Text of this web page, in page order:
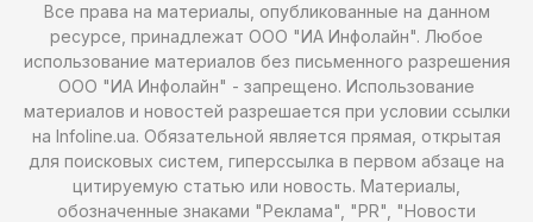
Все права на материалы, опубликованные на данном
ресурсе, принадлежат ООО "ИА Инфолайн". Любое
использование материалов без письменного разрешения
ООО "ИА Инфолайн" - запрещено. Использование
материалов и новостей разрешается при условии ссылки
на Infoline.ua. Обязательной является прямая, открытая
для поисковых систем, гиперссылка в первом абзаце на
цитируемую статью или новость. Материалы,
обозначенные знаками "Реклама", "PR", "Новости